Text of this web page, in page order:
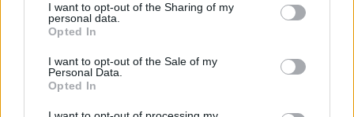
not limited to your visit or usage behaviour. You may click to
grant or deny consent to Google and its third-party tags to
use your data for below specified purposes in below Google
consent section.
I want to opt-out of the Sharing of my
personal data.
Opted In
I want to opt-out of the Sale of my
Personal Data.
Opted In
οικισμό.
ΑΣΕΠ: Πιστοποίηση Αγγλικών σε